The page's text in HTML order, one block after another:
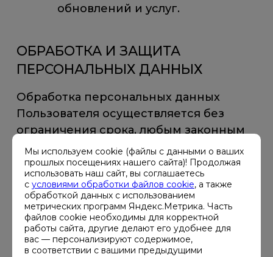
обновлений и услуг.
ОБРАБОТКА И ЗАЩИТА
ПЕРСОНАЛЬНЫХ ДАННЫХ
Обработка персональных данных
Пользователя осуществляется без
ограничения срока, любым законным
способом, в том числе в
информационных системах
персональных данных с
использованием средств
автоматизации или без использования
таких средств.
Мы используем cookie (файлы с данными о ваших
прошлых посещениях нашего сайта)! Продолжая
использовать наш сайт, вы соглашаетесь
с условиями обработки файлов cookie, а также
обработкой данных с использованием
метрических программ Яндекс.Метрика. Часть
файлов cookie необходимы для корректной
работы сайта, другие делают его удобнее для
вас — персонализируют содержимое,
в соответствии с вашими предыдущими